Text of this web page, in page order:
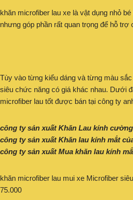
khăn microfiber lau xe là vật dụng nhỏ
nhưng góp phần rất quan trọng để hỗ trợ
Tùy vào từng kiểu dáng và từng màu
siêu chức năng có giá khác nhau. Dưới
microfiber lau tốt được bán tại công ty
công ty sản xuất Khăn Lau kính
công ty sản xuất Khăn lau kính mắt
công ty sản xuất Mua khăn lau kính
khăn microfiber lau mui xe
75.000